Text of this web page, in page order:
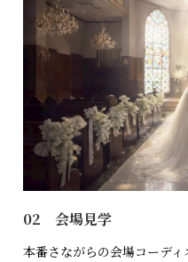
02 会場見学
本番さながらの会場コーデ